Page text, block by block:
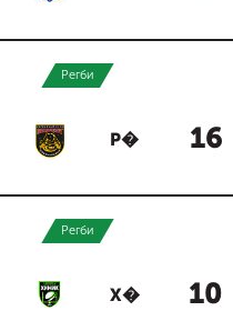
Регби
Р� 16
Регби
Х� 10